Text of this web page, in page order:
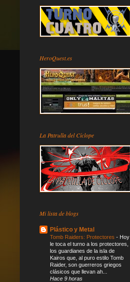
HeroQuest.es
La Patrulla del Cíclope
Mi lista de blogs
Plástico y Metal
Tomb Raiders: Protectores - Hoy
le toca el turno a los protectores,
los guardianes de la isla de
Kairos que, al puro estilo Tomb
Raider, son guerreros griegos
clásicos que llevan ah...
Hace 9 horas